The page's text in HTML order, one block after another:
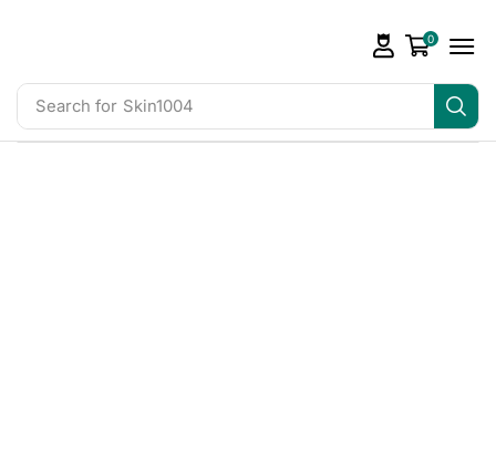
Search for Skin1004
0